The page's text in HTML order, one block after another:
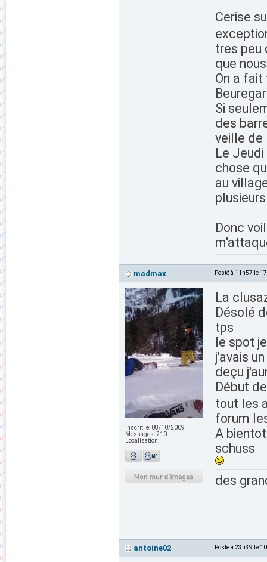
Cerise
tres peu
que
On a
Si
des
veille de
Le
chose
au
Donc
madmax Posté à 11h57 le
Inscrit le: 08/10/2009
Messages: 210
Localisation:
La
Désolé
tps
le spot
j'avais
deçu
Début
tout les
forum
A
schuss
des
antoine02 Posté à 23h39 le